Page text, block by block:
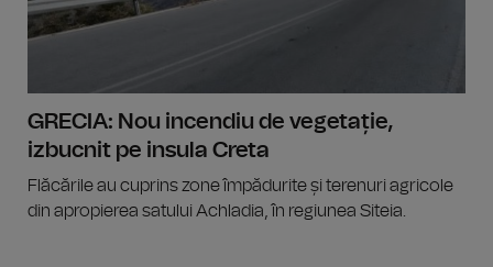
GRECIA: Nou incendiu de vegetație,
izbucnit pe insula Creta
Flăcările au cuprins zone împădurite și terenuri agricole
din apropierea satului Achladia, în regiunea Siteia.